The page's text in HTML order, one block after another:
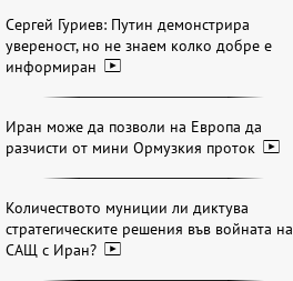
Сергей Гуриев: Путин демонстрира
увереност, но не знаем колко добре е
информиран
Иран може да позволи на Европа да
разчисти от мини Ормузкия проток
Количеството муниции ли диктува
стратегическите решения във войната на
САЩ с Иран?